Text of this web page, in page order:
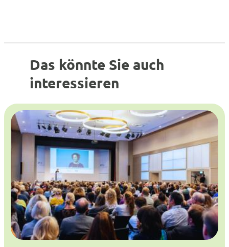
Das könnte Sie auch
interessieren